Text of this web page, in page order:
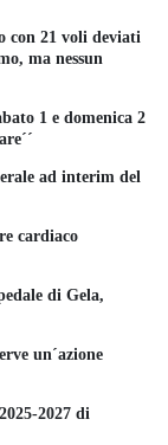
con 21 voli deviati
ma nessun
1 e domenica 2
ad interim del
cardiaco
di Gela,
un´azione
2027 di